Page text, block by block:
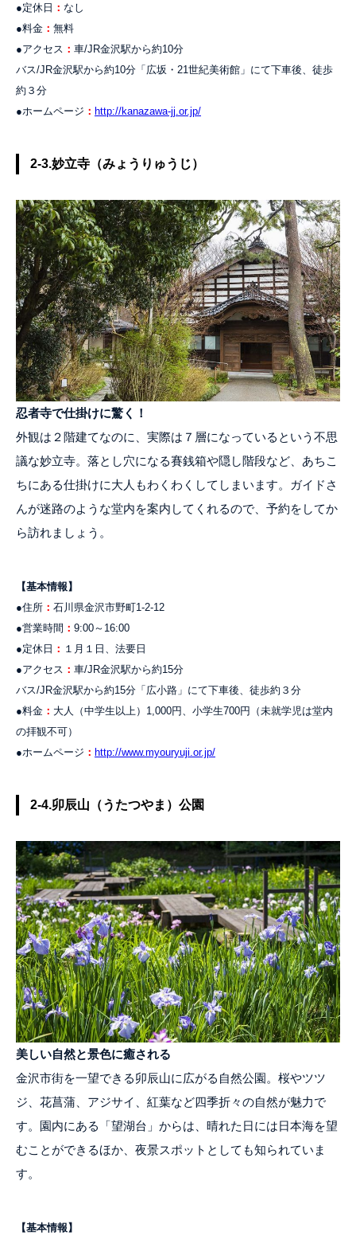
●定休日 ： なし
●料金 ： 無料
●アクセス ： 車/JR金沢駅から約10分
バス/JR金沢駅から約10分「広坂・21世紀美術館」にて下車後、徒歩
約３分
●ホームページ ： http://kanazawa-jj.or.jp/
2-3.妙立寺（みょうりゅうじ）
忍者寺で仕掛けに驚く！
外観は２階建てなのに、実際は７層になっているという不思
議な妙立寺。落とし穴になる賽銭箱や隠し階段など、あちこ
ちにある仕掛けに大人もわくわくしてしまいます。ガイドさ
んが迷路のような堂内を案内してくれるので、予約をしてか
ら訪れましょう。
【基本情報】
●住所 ： 石川県金沢市野町1-2-12
●営業時間 ： 9:00～16:00
●定休日 ： １月１日、法要日
●アクセス ： 車/JR金沢駅から約15分
バス/JR金沢駅から約15分「広小路」にて下車後、徒歩約３分
●料金 ： 大人（中学生以上）1,000円、小学生700円（未就学児は堂内
の拝観不可）
●ホームページ ： http://www.myouryuji.or.jp/
2-4.卯辰山（うたつやま）公園
美しい自然と景色に癒される
金沢市街を一望できる卯辰山に広がる自然公園。桜やツツ
ジ、花菖蒲、アジサイ、紅葉など四季折々の自然が魅力で
す。園内にある「望湖台」からは、晴れた日には日本海を望
むことができるほか、夜景スポットとしても知られていま
す。
【基本情報】